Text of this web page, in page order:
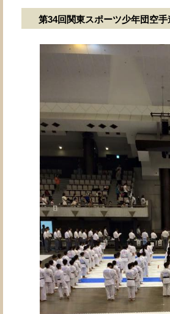
第34回関東スポーツ少年団空手